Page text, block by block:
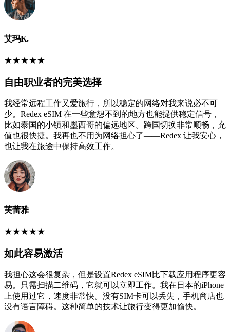
艾玛K.
★★★★★
自由职业者的完美选择
我经常远程工作又爱旅行，所以稳定的网络对我来说必不可
少。Redex eSIM 在一些意想不到的地方也能提供稳定信号，
比如泰国的小镇和墨西哥的偏远地区。跨国切换非常顺畅，充
值也很快捷。我再也不用为网络担心了——Redex 让我安心，
也让我在旅途中保持高效工作。
芙蕾雅
★★★★★
如此容易激活
我担心这会很复杂，但是设置Redex eSIM比下载应用程序更容
易。只需扫描二维码，它就可以立即工作。我在日本的iPhone
上使用过它，速度非常快。没有SIM卡可以丢失，手机商店也
没有语言障碍。这种简单的技术让旅行变得更加愉快。